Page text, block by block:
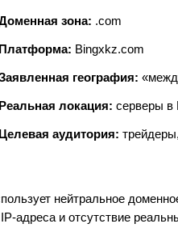
зона: .com
Платформа: Bingxkz.com
география:
Реальная локация: серверы в
Целевая аудитория:
нейтральное
IP-адреса и отсутствие